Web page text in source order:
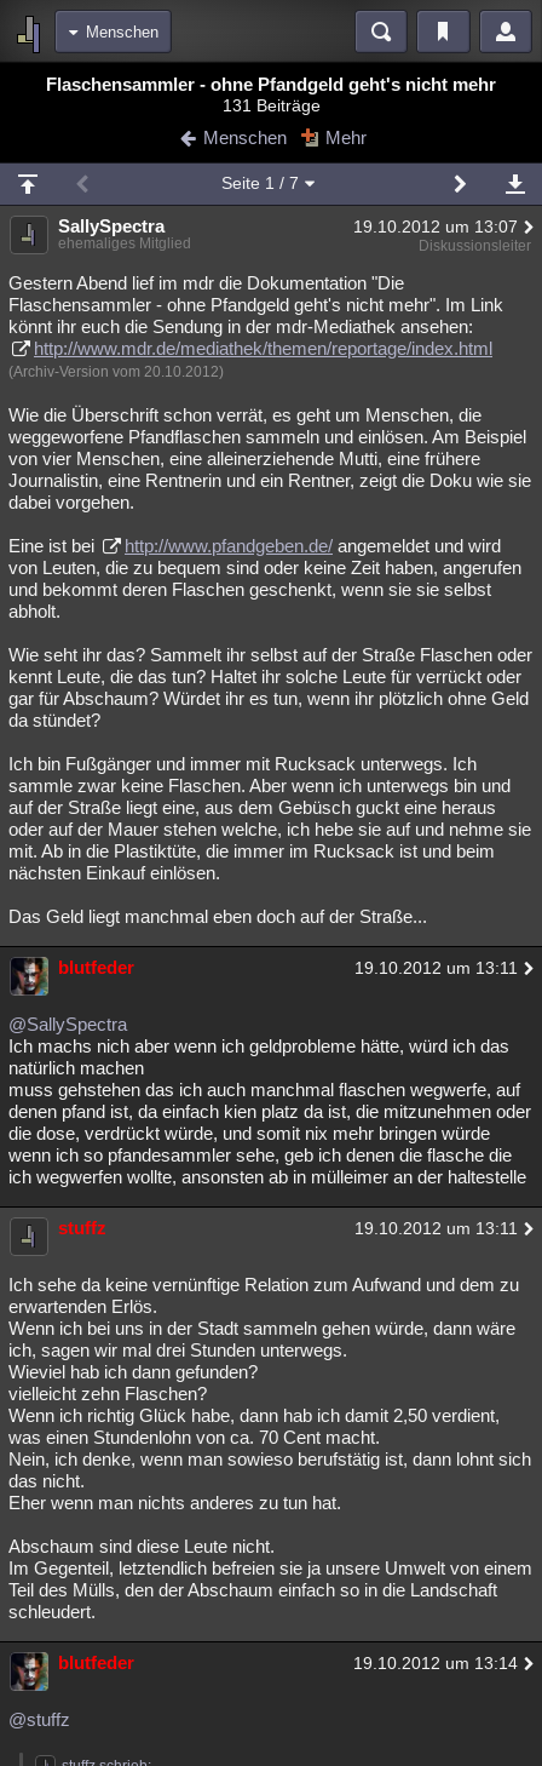
Menschen
Bereiche
Blogs Videos
Chat Wiki Neuigkeiten
meine Rubriken
Menschen Wissenschaft Mystery Kriminalfälle
Spiritualität Verschwörungen Technologie
Natur Umfragen Unterhaltung
weitere Rubriken
Philosophie
Astronomie Helpdesk Gruppen Gaming Filme
Musik Clash Allmystery
Besucht Teilgenommen Alle Neue Geschlossen
Lesenswert
Flaschensammler - ohne Pfandgeld geht's nicht mehr
131 Beiträge
Menschen Mehr
Seite 1 / 7
SallySpectra 19.10.2012 um 13:07
ehemaliges Mitglied Diskussionsleiter
Gestern Abend lief im mdr die Dokumentation "Die
Flaschensammler - ohne Pfandgeld geht's nicht mehr". Im Link
könnt ihr euch die Sendung in der mdr-Mediathek ansehen:
http://www.mdr.de/mediathek/themen/reportage/index.html
(Archiv-Version vom 20.10.2012)
Wie die Überschrift schon verrät, es geht um Menschen, die
weggeworfene Pfandflaschen sammeln und einlösen. Am Beispiel
von vier Menschen, eine alleinerziehende Mutti, eine frühere
Journalistin, eine Rentnerin und ein Rentner, zeigt die Doku wie sie
dabei vorgehen.
Eine ist bei http://www.pfandgeben.de/ angemeldet und wird
von Leuten, die zu bequem sind oder keine Zeit haben, angerufen
und bekommt deren Flaschen geschenkt, wenn sie sie selbst
abholt.
Wie seht ihr das? Sammelt ihr selbst auf der Straße Flaschen oder
kennt Leute, die das tun? Haltet ihr solche Leute für verrückt oder
gar für Abschaum? Würdet ihr es tun, wenn ihr plötzlich ohne Geld
da stündet?
Ich bin Fußgänger und immer mit Rucksack unterwegs. Ich
sammle zwar keine Flaschen. Aber wenn ich unterwegs bin und
auf der Straße liegt eine, aus dem Gebüsch guckt eine heraus
oder auf der Mauer stehen welche, ich hebe sie auf und nehme sie
mit. Ab in die Plastiktüte, die immer im Rucksack ist und beim
nächsten Einkauf einlösen.
Das Geld liegt manchmal eben doch auf der Straße...
blutfeder 19.10.2012 um 13:11
@SallySpectra
Ich machs nich aber wenn ich geldprobleme hätte, würd ich das
natürlich machen
muss gehstehen das ich auch manchmal flaschen wegwerfe, auf
denen pfand ist, da einfach kien platz da ist, die mitzunehmen oder
die dose, verdrückt würde, und somit nix mehr bringen würde
wenn ich so pfandesammler sehe, geb ich denen die flasche die
ich wegwerfen wollte, ansonsten ab in mülleimer an der haltestelle
stuffz 19.10.2012 um 13:11
Ich sehe da keine vernünftige Relation zum Aufwand und dem zu
erwartenden Erlös.
Wenn ich bei uns in der Stadt sammeln gehen würde, dann wäre
ich, sagen wir mal drei Stunden unterwegs.
Wieviel hab ich dann gefunden?
vielleicht zehn Flaschen?
Wenn ich richtig Glück habe, dann hab ich damit 2,50 verdient,
was einen Stundenlohn von ca. 70 Cent macht.
Nein, ich denke, wenn man sowieso berufstätig ist, dann lohnt sich
das nicht.
Eher wenn man nichts anderes zu tun hat.
Abschaum sind diese Leute nicht.
Im Gegenteil, letztendlich befreien sie ja unsere Umwelt von einem
Teil des Mülls, den der Abschaum einfach so in die Landschaft
schleudert.
blutfeder 19.10.2012 um 13:14
@stuffz